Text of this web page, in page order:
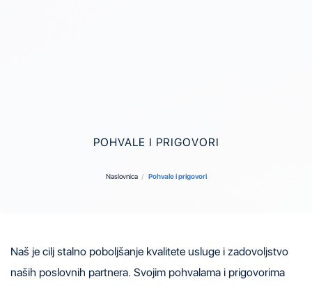
POHVALE I PRIGOVORI
Naslovnica Pohvale i prigovori
Naš je cilj stalno poboljšanje kvalitete usluge i zadovoljstvo
naših poslovnih partnera. Svojim pohvalama i prigovorima